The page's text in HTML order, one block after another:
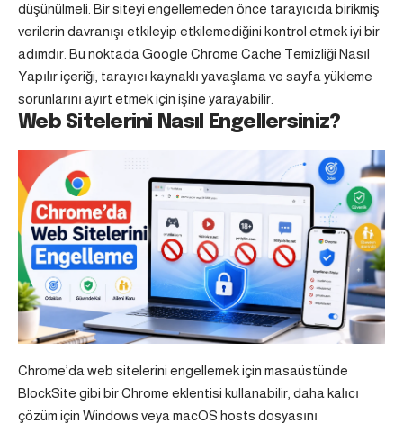
düşünülmeli. Bir siteyi engellemeden önce tarayıcıda birikmiş
verilerin davranışı etkileyip etkilemediğini kontrol etmek iyi bir
adımdır. Bu noktada Google Chrome Cache Temizliği Nasıl
Yapılıriçeriği, tarayıcı kaynaklı yavaşlama ve sayfa yükleme
sorunlarını ayırt etmek için işine yarayabilir.
Web Sitelerini Nasıl Engellersiniz?
Chrome’da web sitelerini engellemek için masaüstünde
BlockSite gibi bir Chrome eklentisi kullanabilir, daha kalıcı
çözüm için Windows veya macOS hosts dosyasını